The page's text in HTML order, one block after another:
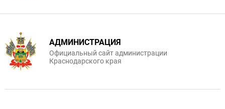
АДМИНИСТРАЦИЯ
Официальный сайт администрации
Краснодарского края